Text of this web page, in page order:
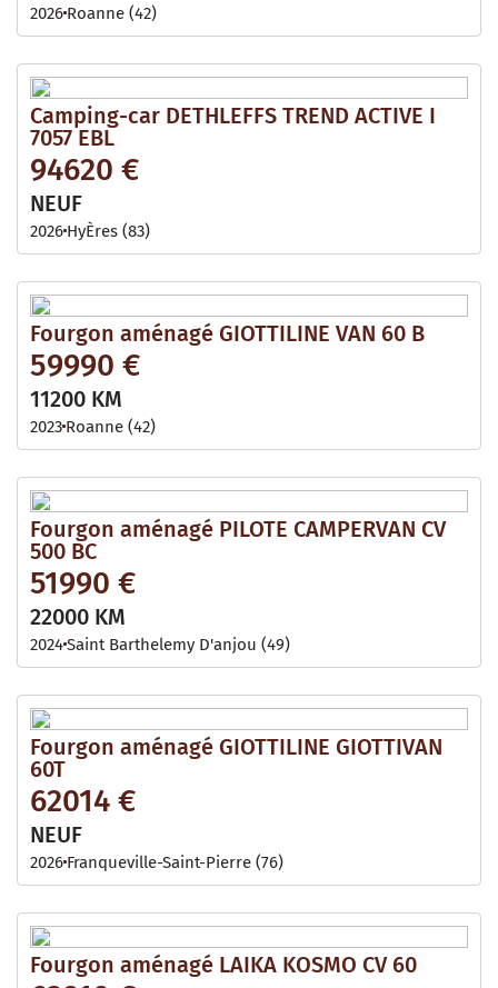
2026 Roanne (42)
Camping-car DETHLEFFS TREND ACTIVE I
7057 EBL
94620 €
NEUF
2026 HyÈres (83)
Fourgon aménagé GIOTTILINE VAN 60 B
59990 €
11200 KM
2023 Roanne (42)
Fourgon aménagé PILOTE CAMPERVAN CV
500 BC
51990 €
22000 KM
2024Saint Barthelemy D'anjou (49)
Fourgon aménagé GIOTTILINE GIOTTIVAN
60T
62014 €
NEUF
2026 Franqueville-Saint-Pierre (76)
Fourgon aménagé LAIKA KOSMO CV 60